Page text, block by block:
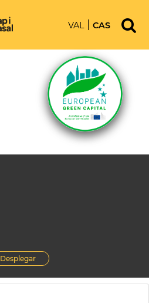
VAL CAS
Desplegar